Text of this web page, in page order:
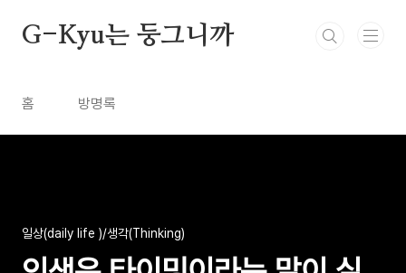
G-Kyu는 둥그니까
홈 방명록
일상(daily life )/생각(Thinking)